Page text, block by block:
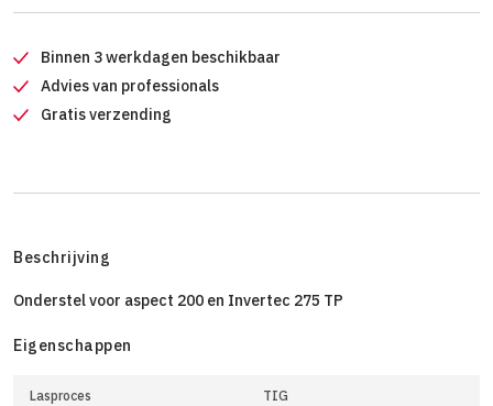
Binnen 3 werkdagen beschikbaar
Advies van professionals
Gratis verzending
Beschrijving
Onderstel voor aspect 200 en Invertec 275 TP
Eigenschappen
Lasproces TIG